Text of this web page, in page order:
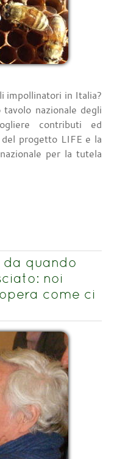
in Italia?
nazionale degli
contributi ed
progetto LIFE e la
per la tutela
quando
noi
come ci